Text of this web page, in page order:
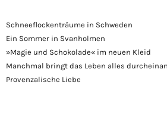
Schneeflockenträume in Schweden
Ein Sommer in Svanholmen
»Magie und Schokolade« im neuen Kleid
Manchmal bringt das Leben alles
Provenzalische Liebe